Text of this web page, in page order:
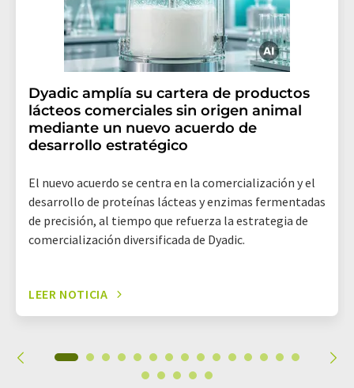
Dyadic amplía su cartera de productos
lácteos comerciales sin origen animal
mediante un nuevo acuerdo de
desarrollo estratégico
El nuevo acuerdo se centra en la comercialización y el
desarrollo de proteínas lácteas y enzimas fermentadas
de precisión, al tiempo que refuerza la estrategia de
comercialización diversificada de Dyadic.
LEER NOTICIA